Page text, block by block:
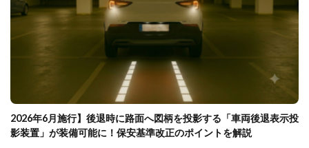
2026年6月施行】後退時に路面へ図柄を投影する「車両後退表示投
影装置」が装備可能に！保安基準改正のポイントを解説